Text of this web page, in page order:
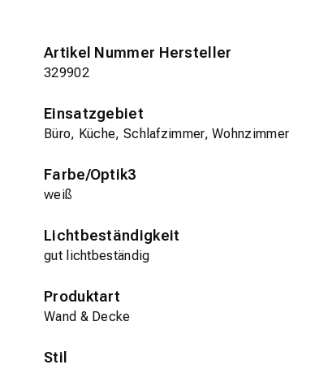
Artikel Nummer Hersteller
329902
Einsatzgebiet
Büro, Küche, Schlafzimmer, Wohnzimmer
Farbe/Optik3
weiß
Lichtbeständigkeit
gut lichtbeständig
Produktart
Wand & Decke
Stil